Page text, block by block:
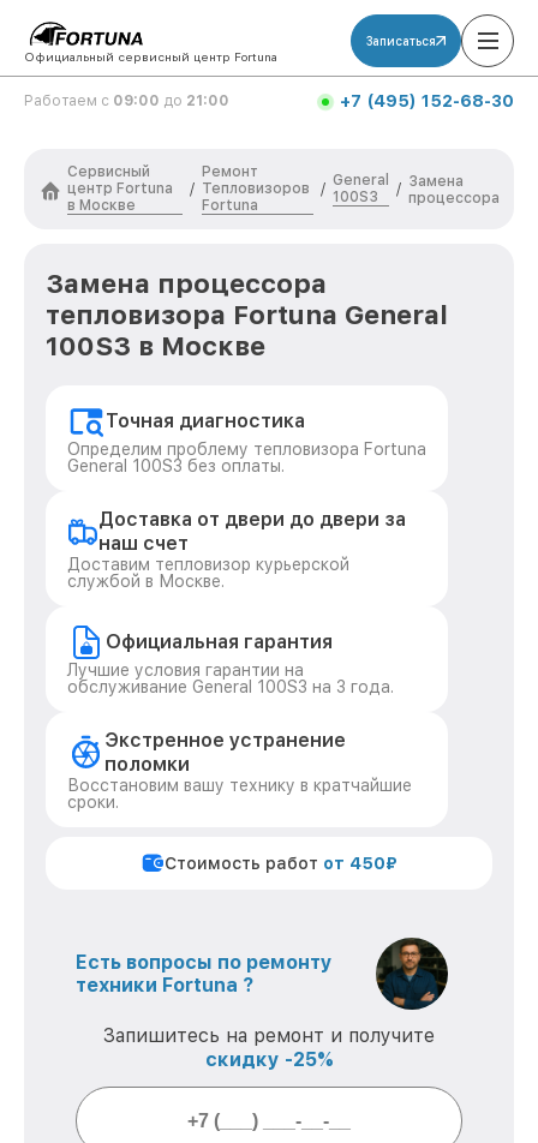
Официальный сервисный центр Fortuna
Записаться
Работаем с 09:00 до 21:00 +7 (495) 152-68-30
Сервисный
центр Fortuna
в Москве
/
Ремонт
Тепловизоров
Fortuna
/
General
100S3
/ Замена
процессора
Замена процессора
тепловизора Fortuna General
100S3 в Москве
Точная диагностика
Определим проблему тепловизора Fortuna
General 100S3 без оплаты.
Доставка от двери до двери за
наш счет
Доставим тепловизор курьерской
службой в Москве.
Официальная гарантия
Лучшие условия гарантии на
обслуживание General 100S3 на 3 года.
Экстренное устранение
поломки
Восстановим вашу технику в кратчайшие
сроки.
Стоимость работ от 450₽
Есть вопросы по ремонту
техники Fortuna ?
Запишитесь на ремонт и получите
скидку -25%